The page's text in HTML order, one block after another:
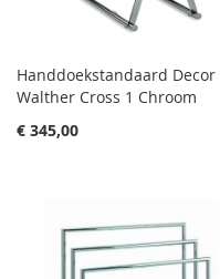
Handdoekstandaard Decor
Walther Cross 1 Chroom
€ 345,00